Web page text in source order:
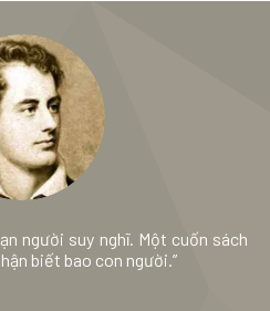
người suy nghĩ. Một cuốn sách
biết bao con người.”